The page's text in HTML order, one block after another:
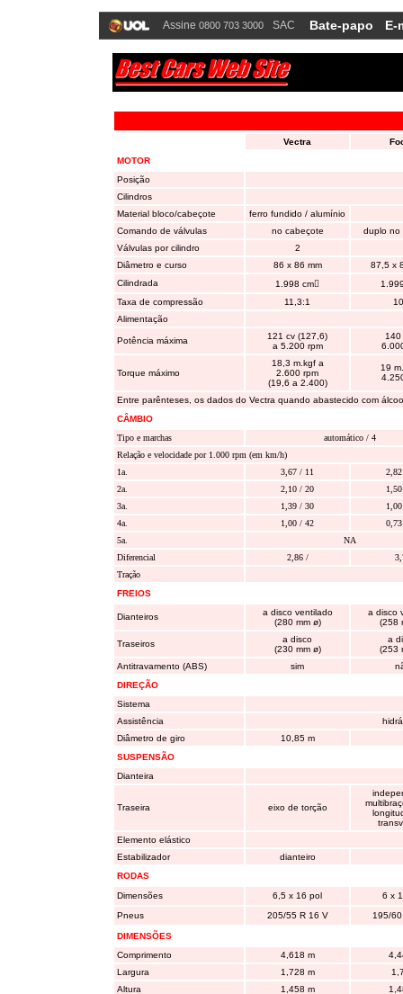
Assine 0800 703 3000 SAC Bate-papo E-
Vectra
MOTOR
Posição
Cilindros
Material bloco/cabeçote
ferro fundido / alumínio
Comando de válvulas
no cabeçote
duplo no
Válvulas por cilindro
2
Diâmetro e curso
86 x 86 mm
87,5 x
Cilindrada
1.998 cm
Taxa de compressão
11,3:1
Alimentação
Potência máxima
121 cv (127,6)
a 5.200 rpm
140
Torque máximo
18,3 m.kgf a
2.600 rpm
(19,6 a 2.400)
19
Entre parênteses, os dados do Vectra quando abastecido com
CÂMBIO
Tipo e marchas
automático / 4
Relação e velocidade por 1.000 rpm (em km/h)
1a.
3,67 / 11
2a.
2,10 / 20
3a.
1,39 / 30
4a.
1,00 / 42
5a.
NA
Diferencial
2,86 /
Tração
FREIOS
Dianteiros
a disco ventilado
(280 mm ø)
a disco
(258
Traseiros
a disco
(230 mm ø)
a
(253
Antitravamento (ABS)
sim
DIREÇÃO
Sistema
Assistência
Diâmetro de giro
10,85 m
SUSPENSÃO
Dianteira
Traseira eixo de torção
Elemento elástico
Estabilizador
dianteiro
RODAS
Dimensões
6,5 x 16 pol
6 x
Pneus
205/55 R 16 V 195/
DIMENSÕES
Comprimento
4,618 m
Largura
1,728 m
Altura
1,458 m